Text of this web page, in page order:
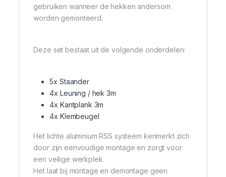
gebruiken wanneer de hekken andersom
worden gemonteerd.
Deze set bestaat uit de volgende onderdelen:
5x Staander
4x Leuning / hek 3m
4x Kantplank 3m
4x Klembeugel
Het lichte aluminium RSS systeem kenmerkt zich
door zijn eenvoudige montage en zorgt voor
een veilige werkplek.
Het laat bij montage en demontage geen